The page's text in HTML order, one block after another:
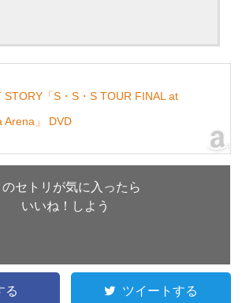
STORY「S・S・S TOUR FINAL at
Arena」 DVD
のセトリが気に入ったら
いいね！しよう
る ツイートする